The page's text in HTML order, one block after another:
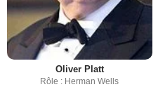
Oliver Platt
Rôle : Herman Wells